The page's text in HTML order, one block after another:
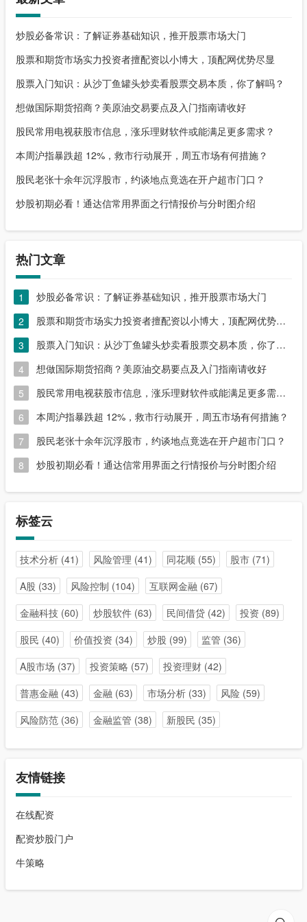
炒股必备常识：了解证券基础知识，推开股票市场大门
股票和期货市场实力投资者擅配资以小博大，顶配网优势尽显
股票入门知识：从沙丁鱼罐头炒卖看股票交易本质，你了解吗？
想做国际期货招商？美原油交易要点及入门指南请收好
股民常用电视获股市信息，涨乐理财软件或能满足更多需求？
本周沪指暴跌超 12%，救市行动展开，周五市场有何措施？
股民老张十余年沉浮股市，约谈地点竟选在开户超市门口？
炒股初期必看！通达信常用界面之行情报价与分时图介绍
热门文章
1
炒股必备常识：了解证券基础知识，推开股票市场大门
2
股票和期货市场实力投资者擅配资以小博大，顶配网优势尽显
3
股票入门知识：从沙丁鱼罐头炒卖看股票交易本质，你了解吗？
4
想做国际期货招商？美原油交易要点及入门指南请收好
5
股民常用电视获股市信息，涨乐理财软件或能满足更多需求？
6
本周沪指暴跌超 12%，救市行动展开，周五市场有何措施？
7
股民老张十余年沉浮股市，约谈地点竟选在开户超市门口？
8
炒股初期必看！通达信常用界面之行情报价与分时图介绍
标签云
技术分析(41) 风险管理 (41) 同花顺(55) 股市(71)
A股 (33) 风险控制 (104) 互联网金融 (67)
金融科技(60) 炒股软件(63) 民间借贷(42) 投资 (89)
股民 (40) 价值投资 (34) 炒股 (99) 监管 (36)
A股市场 (37) 投资策略 (57) 投资理财(42)
普惠金融 (43) 金融 (63) 市场分析(33) 风险(59)
风险防范(36) 金融监管 (38) 新股民 (35)
友情链接
在线配资
配资炒股门户
牛策略